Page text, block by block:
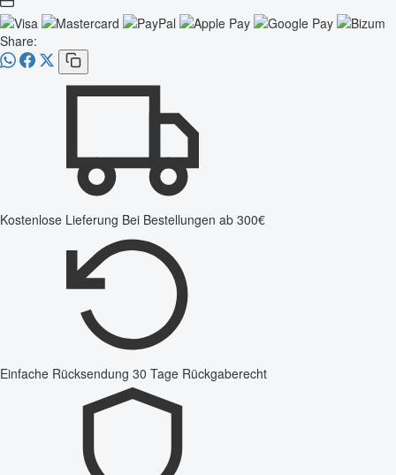
Share:
Kostenlose Lieferung Bei Bestellungen ab 300€
Einfache Rücksendung 30 Tage Rückgaberecht